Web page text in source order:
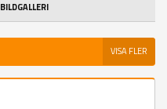
BILDGALLERI
VISA FLER